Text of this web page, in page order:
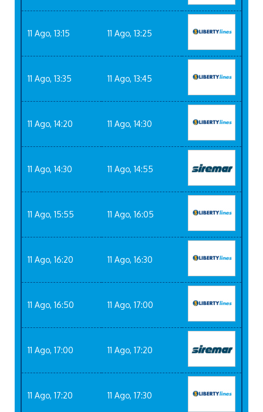
11 Ago, 13:15 11 Ago, 13:25
11 Ago, 13:35 11 Ago, 13:45
11 Ago, 14:20 11 Ago, 14:30
11 Ago, 14:30 11 Ago, 14:55
11 Ago, 15:55 11 Ago, 16:05
11 Ago, 16:20 11 Ago, 16:30
11 Ago, 16:50 11 Ago, 17:00
11 Ago, 17:00 11 Ago, 17:20
11 Ago, 17:20 11 Ago, 17:30